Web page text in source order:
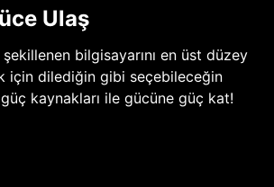
Ulaş
bilgisayarını en üst düzey
için dilediğin gibi seçebileceğin
kaynakları ile gücüne güç kat!